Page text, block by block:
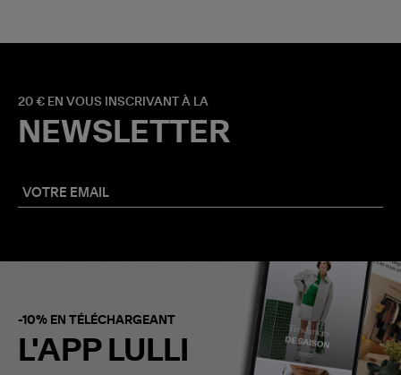
20 € EN VOUS INSCRIVANT À LA
NEWSLETTER
-10% EN TÉLÉCHARGEANT
L'APP LULLI